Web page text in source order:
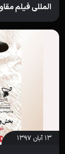
المللی فیلم
۱۳ آبان ۱۳۹۷